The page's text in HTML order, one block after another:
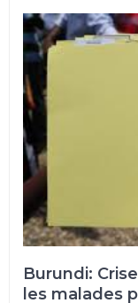
Burundi:
les malades